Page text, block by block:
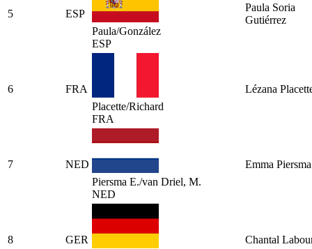
5
ESP
Paula/González
ESP
Paula Soria
Gutiérrez
6
FRA
Placette/Richard
FRA
Lézana
7
NED
Piersma E./van Driel, M.
NED
Emma Piersma
8
GER
Chantal